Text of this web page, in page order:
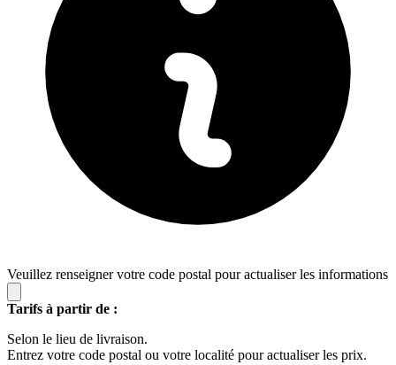
Veuillez renseigner votre code postal pour actualiser les informations
Tarifs à partir de :
Selon le lieu de livraison.
Entrez votre code postal ou votre localité pour actualiser les prix.